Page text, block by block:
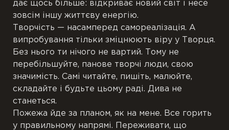
дає щось більше: відкриває новий світ і несе
зовсім іншу життєву енергію.
Творчість — насамперед самореалізація. А
випробування тільки зміцнюють віру у Творця.
Без нього ти нічого не вартий. Тому не
перебільшуйте, панове творчі люди, свою
значимість. Самі читайте, пишіть, малюйте,
складайте і будьте цьому раді. Дива не
станеться.
Пожежа йде за планом, як на мене. Все горить
у правильному напрямі. Переживати, що